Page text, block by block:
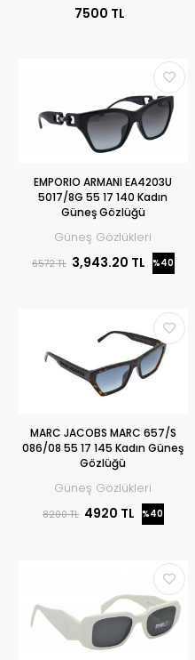
7500 TL
EMPORIO ARMANI EA4203U
5017/8G 55 17 140 Kadın
Güneş Gözlüğü
Güneş Gözlükleri
6572 TL 3,943.20 TL %40
MARC JACOBS MARC 657/S
086/08 55 17 145 Kadın Güneş
Gözlüğü
Güneş Gözlükleri
8200 TL 4920 TL %40